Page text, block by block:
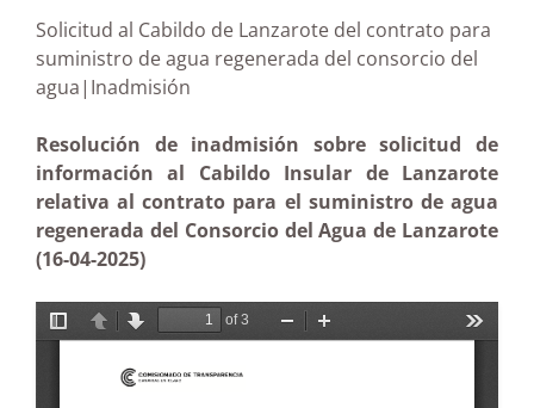
Solicitud al Cabildo de Lanzarote del contrato para
suministro de agua regenerada del consorcio del
agua|Inadmisión
Resolución de inadmisión sobre solicitud de
información al Cabildo Insular de Lanzarote
relativa al contrato para el suministro de agua
regenerada del Consorcio del Agua de Lanzarote
(16-04-2025)